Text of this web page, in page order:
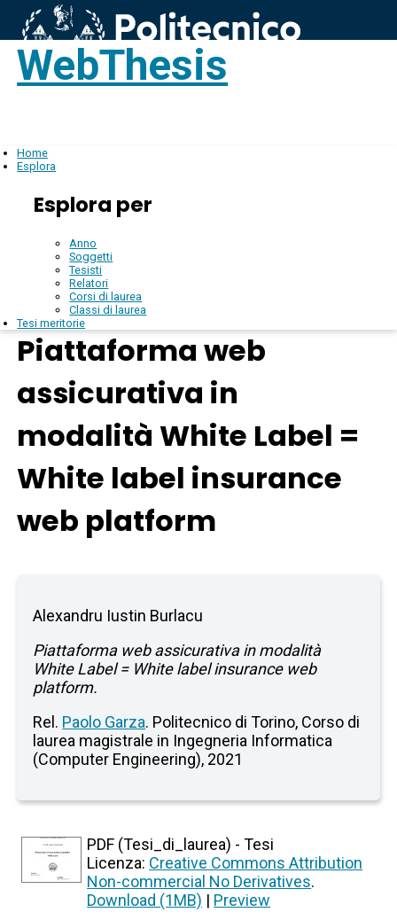
WebThesis
Home
Esplora
Esplora per
Anno
Soggetti
Tesisti
Relatori
Corsi di laurea
Classi di laurea
Tesi meritorie
Piattaforma web
assicurativa in
modalità White Label =
White label insurance
web platform
Alexandru Iustin Burlacu
Piattaforma web assicurativa in modalità
White Label = White label insurance web
platform.
Rel. Paolo Garza. Politecnico di Torino, Corso di
laurea magistrale in Ingegneria Informatica
(Computer Engineering), 2021
PDF (Tesi_di_laurea) - Tesi
Licenza: Creative Commons Attribution
Non-commercial No Derivatives.
Download (1MB) | Preview